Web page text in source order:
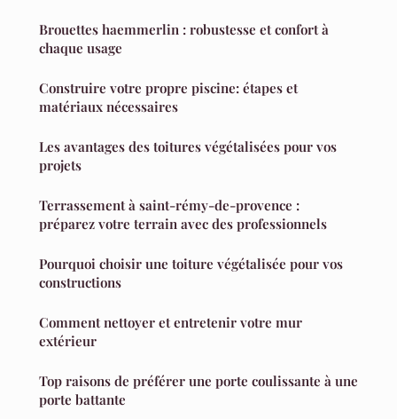
Brouettes haemmerlin : robustesse et confort à
chaque usage
Construire votre propre piscine: étapes et
matériaux nécessaires
Les avantages des toitures végétalisées pour vos
projets
Terrassement à saint-rémy-de-provence :
préparez votre terrain avec des professionnels
Pourquoi choisir une toiture végétalisée pour vos
constructions
Comment nettoyer et entretenir votre mur
extérieur
Top raisons de préférer une porte coulissante à une
porte battante